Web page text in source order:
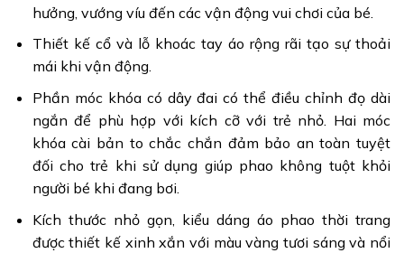
hưởng, vướng víu đến các vận động vui chơi của bé.
Thiết kế cổ và lỗ khoác tay áo rộng rãi tạo sự thoải
mái khi vận động.
Phần móc khóa có dây đai có thể điều chỉnh đọ dài
ngắn để phù hợp với kích cỡ với trẻ nhỏ. Hai móc
khóa cài bản to chắc chắn đảm bảo an toàn tuyệt
đối cho trẻ khi sử dụng giúp phao không tuột khỏi
người bé khi đang bơi.
Kích thước nhỏ gọn, kiểu dáng áo phao thời trang
được thiết kế xinh xắn với màu vàng tươi sáng và nổi